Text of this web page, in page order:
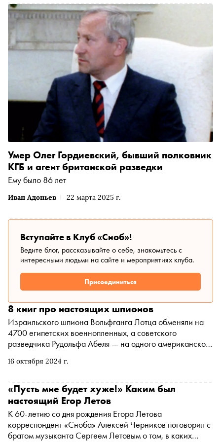
Прилепиным
Иван Адоньев 22 марта 2025 г.
Умер Олег Гордиевский, бывший полковник
КГБ и агент британской разведки
Ему было 86 лет
Вступайте в Клуб «Сноб»!
Ведите блог, рассказывайте о себе, знакомьтесь с
интересными людьми на сайте и мероприятиях клуба.
Присоединиться
16 октября 2024 г.
8 книг про настоящих шпионов
Израильского шпиона Вольфганга Лотца обменяли на
4700 египетских военнопленных, а советского
разведчика Рудольфа Абеля — на одного американского
советский инженер Рудольф Толкачев передавал данные
мировой шпионила в Великобритании, курорт для
дайверов на берегу Красного моря оказался
прикрытием агентов «Моссада», а Великобритания
создала тайный отряд евреев для борьбы с нацистами.
Реальные истории разведчиков из разных стран и
«Пусть мне будет хуже!» Каким был
настоящий Егор Летов
К 60-летию со дня рождения Егора Летова
корреспондент «Сноба» Алексей Черников поговорил с
братом музыканта Сергеем Летовым о том, в каких